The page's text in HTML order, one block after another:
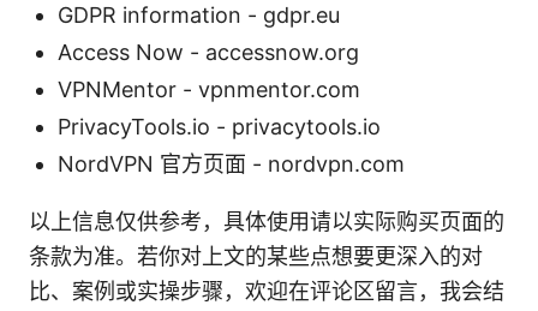
GDPR information - gdpr.eu
Access Now - accessnow.org
VPNMentor - vpnmentor.com
PrivacyTools.io - privacytools.io
NordVPN 官方页面 - nordvpn.com
以上信息仅供参考，具体使用请以实际购买页面的
条款为准。若你对上文的某些点想要更深入的对
比、案例或实操步骤，欢迎在评论区留言，我会结